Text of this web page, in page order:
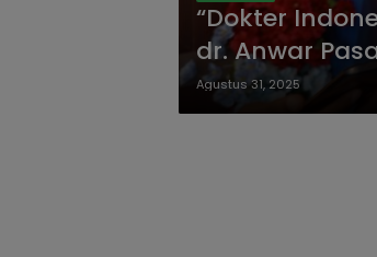
“Dokter
dr. Anwar
Agustus 31, 2025